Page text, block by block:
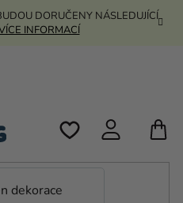
DORUČENY NÁSLEDUJÍCÍ
INFORMACÍ